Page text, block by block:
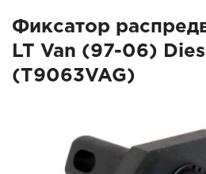
Фиксатор
LT Van (97-06)
(T9063VAG)